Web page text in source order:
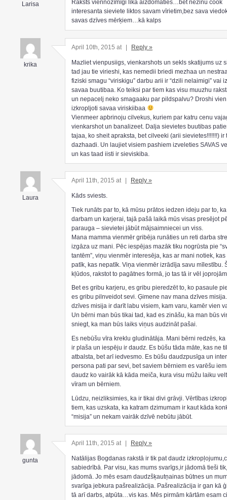
Larisa
Raksts viennozīmīgi lika aizdomaties…bet nezinu cook
interesanta sieviete liktos savam vīrietim,bez sava
savas dzīves mērķiem…kā kalps
krika
April 10th, 2015 at | Reply »
Mazliet vienpusiigs, vienkarshots un sekls skatijums uz
tad jau tie virieshi, kas nemedii briedi mezhaa un
fiziski smagu “viriskigu” darbu arii ir “dzili nelaimigi” vai
savaa buutibaa. Ko teiksi par tiem kas visu muuzhu
un nepacelj neko smagaaku par pildspalvu? Droshi vien
izkropljoti savaa viriskiibaa
Vienmeer apbrinoju cilvekus, kuriem par katru cenu
vienkarshot un banalizeet. Dalja sievietes buutibas
tajaa, ko sheit apraksta, bet cilveeki (arii sievietes!!!!!!!) ir
dazhaadi. Un laujiet visiem pashiem izveleties SAVAS
un kas taad iisti ir sieviskiba.
Laura
April 11th, 2015 at Reply »
Kāds sviests.
Tiek runāts par to, kā mūsu prātos iedzen ideju par to,
darbam un karjerai, tajā pašā laikā mūs visas presējot
parauga – sievietei jābūt mājsaimniecei un viss.
Mana mamma vienmēr gribēja runāties un reti darba
izgāza uz mani. Pēc iespējas mazāk tiku nogrūsta pie
tantēm”, viņu vienmēr interesēja, kas ar mani notiek, kas
patīk, kas nepatīk. Viņa vienmēr izrādīja savu mīlestību.
kļūdos, rakstot to pagātnes formā, jo tas tā ir vēl
Bet es gribu karjeru, es gribu pieredzēt to, ko pasaule
es gribu pilnveidot sevi. Ģimene nav mana dzīves
dzīves misija ir darīt labu visiem, kam varu, kamēr vien
Un bērni man būs tikai tad, kad es zināšu, ka man būs
sniegt, ka man būs laiks viņus audzināt pašai.
Es nebūšu vīra kreklu gludinātāja. Mani bērni redzēs,
ir plaša un iespēju ir daudz. Es būšu tāda māte, kas ne
atbalsta, bet arī iedvesmo. Es būšu daudzpusīga un
persona pati par sevi, bet saviem bērniem es varēšu
daudz ko vairāk kā kāda meiča, kura visu mūžu laiku
vīram un bērniem.
Lūdzu, neizliksimies, ka ir tikai divi grāvji. Vērtības
tiem, kas uzskata, ka katram dzimumam ir kaut kāda
“misija” un nekam vairāk dzīvē nebūtu jābūt.
gunta
April 11th, 2015 at Reply »
Natālijas Bogdanas rakstā ir tik pat daudz
sabiedrībā. Par visu, kas mums svarīgs,ir jādomā tieši
jādomā. Jo mēs esam daudzšķautņainas būtnes un
svarīga jebkura pašrealizācija. Pašrealizācija ir gan kā
tā arī darbs, atpūta…vis kas. Mēs pirmām kārtām esam